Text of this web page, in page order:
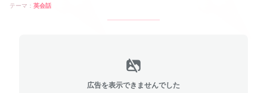
テーマ： 英会話
広告を表示できませんでした